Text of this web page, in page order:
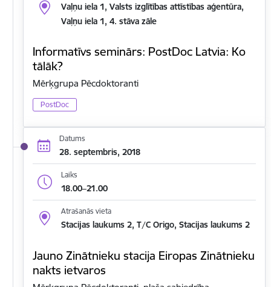
Vaļņu iela 1, Valsts izglītības attīstības aģentūra,
Vaļņu iela 1, 4. stāva zāle
Informatīvs seminārs: PostDoc Latvia: Ko
tālāk?
Mērķgrupa Pēcdoktoranti
PostDoc
Datums
28. septembris, 2018
Laiks
18.00–21.00
Atrašanās vieta
Stacijas laukums 2, T/C Origo, Stacijas laukums 2
Jauno Zinātnieku stacija Eiropas Zinātnieku
nakts ietvaros